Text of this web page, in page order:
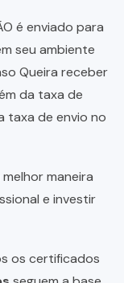
é enviado para
seu ambiente
Queira receber
da taxa de
taxa de envio no
melhor maneira
e investir
os certificados